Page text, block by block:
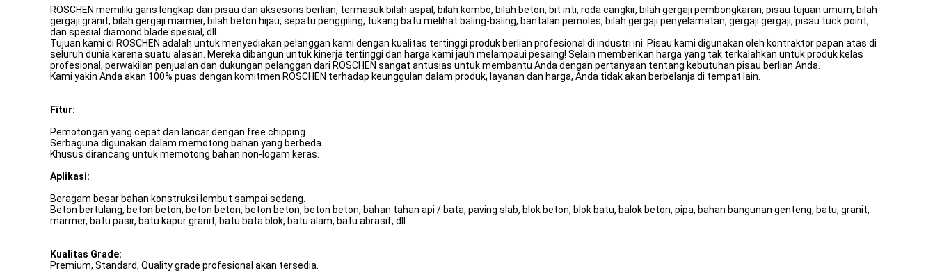
ROSCHEN memiliki garis lengkap dari pisau dan aksesoris berlian, termasuk bilah aspal, bilah kombo, bilah beton, bit inti, roda cangkir, bilah gergaji pembongkaran, pisau tujuan umum, bilah
gergaji granit, bilah gergaji marmer, bilah beton hijau, sepatu penggiling, tukang batu melihat baling-baling, bantalan pemoles, bilah gergaji penyelamatan, gergaji gergaji, pisau tuck point,
dan spesial diamond blade spesial, dll.
Tujuan kami di ROSCHEN adalah untuk menyediakan pelanggan kami dengan kualitas tertinggi produk berlian profesional di industri ini. Pisau kami digunakan oleh kontraktor papan atas di
seluruh dunia karena suatu alasan. Mereka dibangun untuk kinerja tertinggi dan harga kami jauh melampaui pesaing! Selain memberikan harga yang tak terkalahkan untuk produk kelas
profesional, perwakilan penjualan dan dukungan pelanggan dari ROSCHEN sangat antusias untuk membantu Anda dengan pertanyaan tentang kebutuhan pisau berlian Anda.
Kami yakin Anda akan 100% puas dengan komitmen ROSCHEN terhadap keunggulan dalam produk, layanan dan harga, Anda tidak akan berbelanja di tempat lain.
Fitur:
Pemotongan yang cepat dan lancar dengan free chipping.
Serbaguna digunakan dalam memotong bahan yang berbeda.
Khusus dirancang untuk memotong bahan non-logam keras.
Aplikasi:
Beragam besar bahan konstruksi lembut sampai sedang.
Beton bertulang, beton beton, beton beton, beton beton, beton beton, bahan tahan api / bata, paving slab, blok beton, blok batu, balok beton, pipa, bahan bangunan genteng, batu, granit,
marmer, batu pasir, batu kapur granit, batu bata blok, batu alam, batu abrasif, dll.
Kualitas Grade:
Premium, Standard, Quality grade profesional akan tersedia.